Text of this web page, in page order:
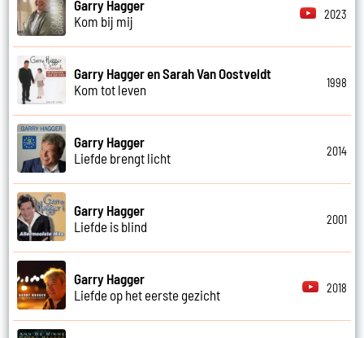
Garry Hagger
Kom bij mij
2023
Garry Hagger en Sarah Van Oostveldt
Kom tot leven
1998
Garry Hagger
Liefde brengt licht
2014
Garry Hagger
Liefde is blind
2001
Garry Hagger
Liefde op het eerste gezicht
2018